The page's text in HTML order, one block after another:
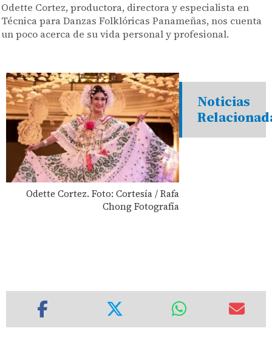
Odette Cortez, productora, directora y especialista en
Técnica para Danzas Folklóricas Panameñas, nos cuenta
un poco acerca de su vida personal y profesional.
Odette Cortez. Foto: Cortesía / Rafa
Chong Fotografía
Noticias